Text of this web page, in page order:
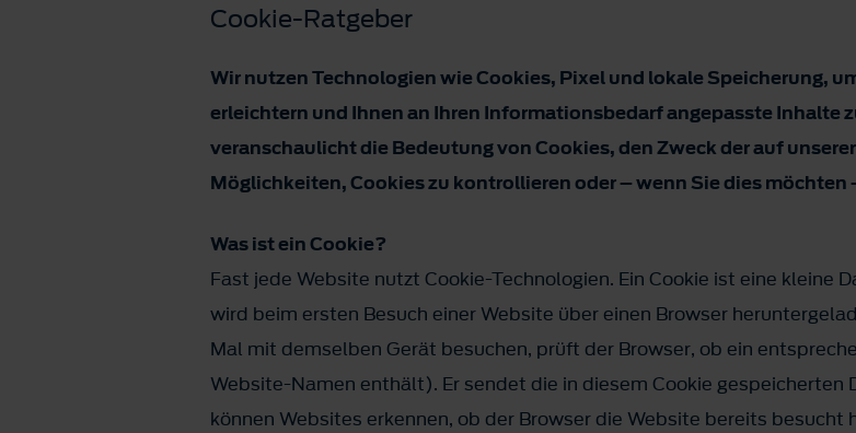
Cookie-Ratgeber
Wir nutzen Technologien wie Cookies, Pixel und lokale Speicherung,
erleichtern und Ihnen an Ihren Informationsbedarf angepasste Inhalte
veranschaulicht die Bedeutung von Cookies, den Zweck der auf
Möglichkeiten, Cookies zu kontrollieren oder – wenn Sie dies möchten
Was ist ein Cookie?
Fast jede Website nutzt Cookie-Technologien. Ein Cookie ist eine kleine
wird beim ersten Besuch einer Website über einen Browser
Mal mit demselben Gerät besuchen, prüft der Browser, ob ein
Website-Namen enthält). Er sendet die in diesem Cookie gespeicherten
können Websites erkennen, ob der Browser die Website bereits besucht